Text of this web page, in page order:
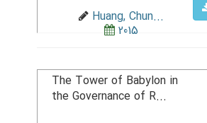
Huang, Chun...
2015
The Tower of Babylon in
the Governance of R...